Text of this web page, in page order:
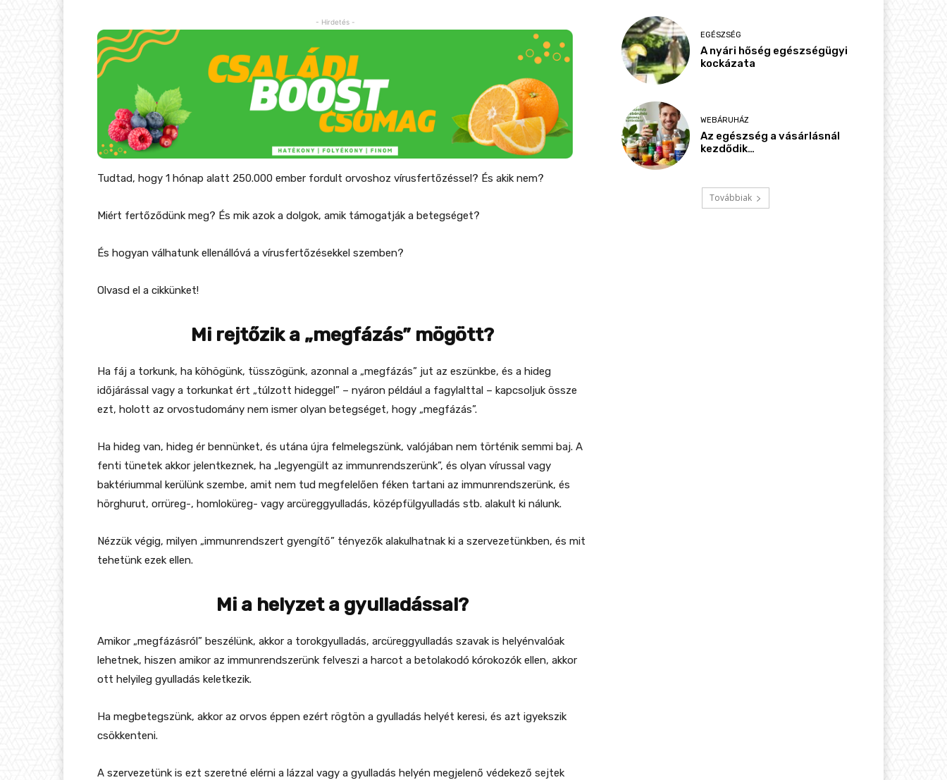
- Hirdetés -
Tudtad, hogy 1 hónap alatt 250.000 ember fordult orvoshoz vírusfertőzéssel? És akik nem?
Miért fertőződünk meg? És mik azok a dolgok, amik támogatják a betegséget?
És hogyan válhatunk ellenállóvá a vírusfertőzésekkel szemben?
Olvasd el a cikkünket!
Mi rejtőzik a „megfázás” mögött?
Ha fáj a torkunk, ha köhögünk, tüsszögünk, azonnal a „megfázás” jut az eszünkbe, és a hideg
időjárással vagy a torkunkat ért „túlzott hideggel” – nyáron például a fagylalttal – kapcsoljuk össze
ezt, holott az orvostudomány nem ismer olyan betegséget, hogy „megfázás”.
Ha hideg van, hideg ér bennünket, és utána újra felmelegszünk, valójában nem történik semmi baj. A
fenti tünetek akkor jelentkeznek, ha „legyengült az immunrendszerünk”, és olyan vírussal vagy
baktériummal kerülünk szembe, amit nem tud megfelelően féken tartani az immunrendszerünk, és
hörghurut, orrüreg-, homloküreg- vagy arcüreggyulladás, középfülgyulladás stb. alakult ki nálunk.
Nézzük végig, milyen „immunrendszert gyengítő” tényezők alakulhatnak ki a szervezetünkben, és mit
tehetünk ezek ellen.
Mi a helyzet a gyulladással?
Amikor „megfázásról” beszélünk, akkor a torokgyulladás, arcüreggyulladás szavak is helyénvalóak
lehetnek, hiszen amikor az immunrendszerünk felveszi a harcot a betolakodó kórokozók ellen, akkor
ott helyileg gyulladás keletkezik.
Ha megbetegszünk, akkor az orvos éppen ezért rögtön a gyulladás helyét keresi, és azt igyekszik
csökkenteni.
A szervezetünk is ezt szeretné elérni a lázzal vagy a gyulladás helyén megjelenő védekező sejtek
EGÉSZSÉG
A nyári hőség egészségügyi
kockázata
WEBÁRUHÁZ
Az egészség a vásárlásnál
kezdődik…
Továbbiak